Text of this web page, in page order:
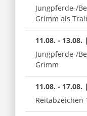
Jungpferde-/
Grimm als
11.08. - 13.08.
Jungpferde-/
Grimm
11.08. - 17.08.
Reitabzeichen